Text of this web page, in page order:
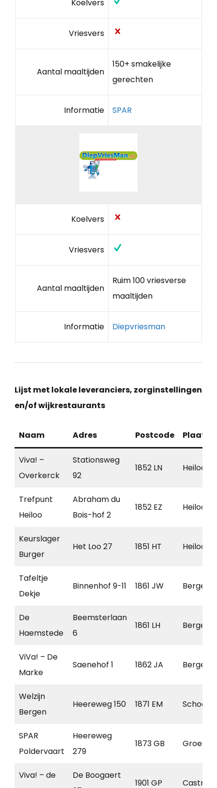
Koelvers
Vriesvers
Aantal maaltijden
150+ smakelijke
gerechten
Informatie SPAR
Koelvers
Vriesvers
Aantal maaltijden
Ruim 100 vriesverse
maaltijden
Informatie Diepvriesman
Lijst met lokale leveranciers, zorginstellingen
en/of wijkrestaurants
Naam Adres Postcode Plaats
Viva! –
Overkerck
Stationsweg
92
1852 LN Heiloo
Trefpunt
Heiloo
Abraham du
Bois-hof 2
1852 EZ Heiloo
Keurslager
Burger
Het Loo 27 1851 HT Heiloo
Tafeltje
Dekje
Binnenhof 9-11 1861 JW Bergen
De
Haemstede
Beemsterlaan
6
1861 LH Bergen
ViVa! – De
Marke
Saenehof 1 1862 JA Bergen
Welzijn
Bergen
Heereweg 150 1871 EM Schoorl
SPAR
Poldervaart
Heereweg
279
1873 GB Groet
Viva! – de
De Boogaert
1901 GP